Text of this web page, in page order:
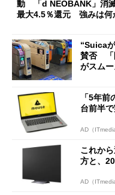
動 「d NEOBANK」消滅
最大4.5％還元 強みは何
“Suica
賛否 「
がスムー
「5年
台前半
AD（
これか
方と、
AD（